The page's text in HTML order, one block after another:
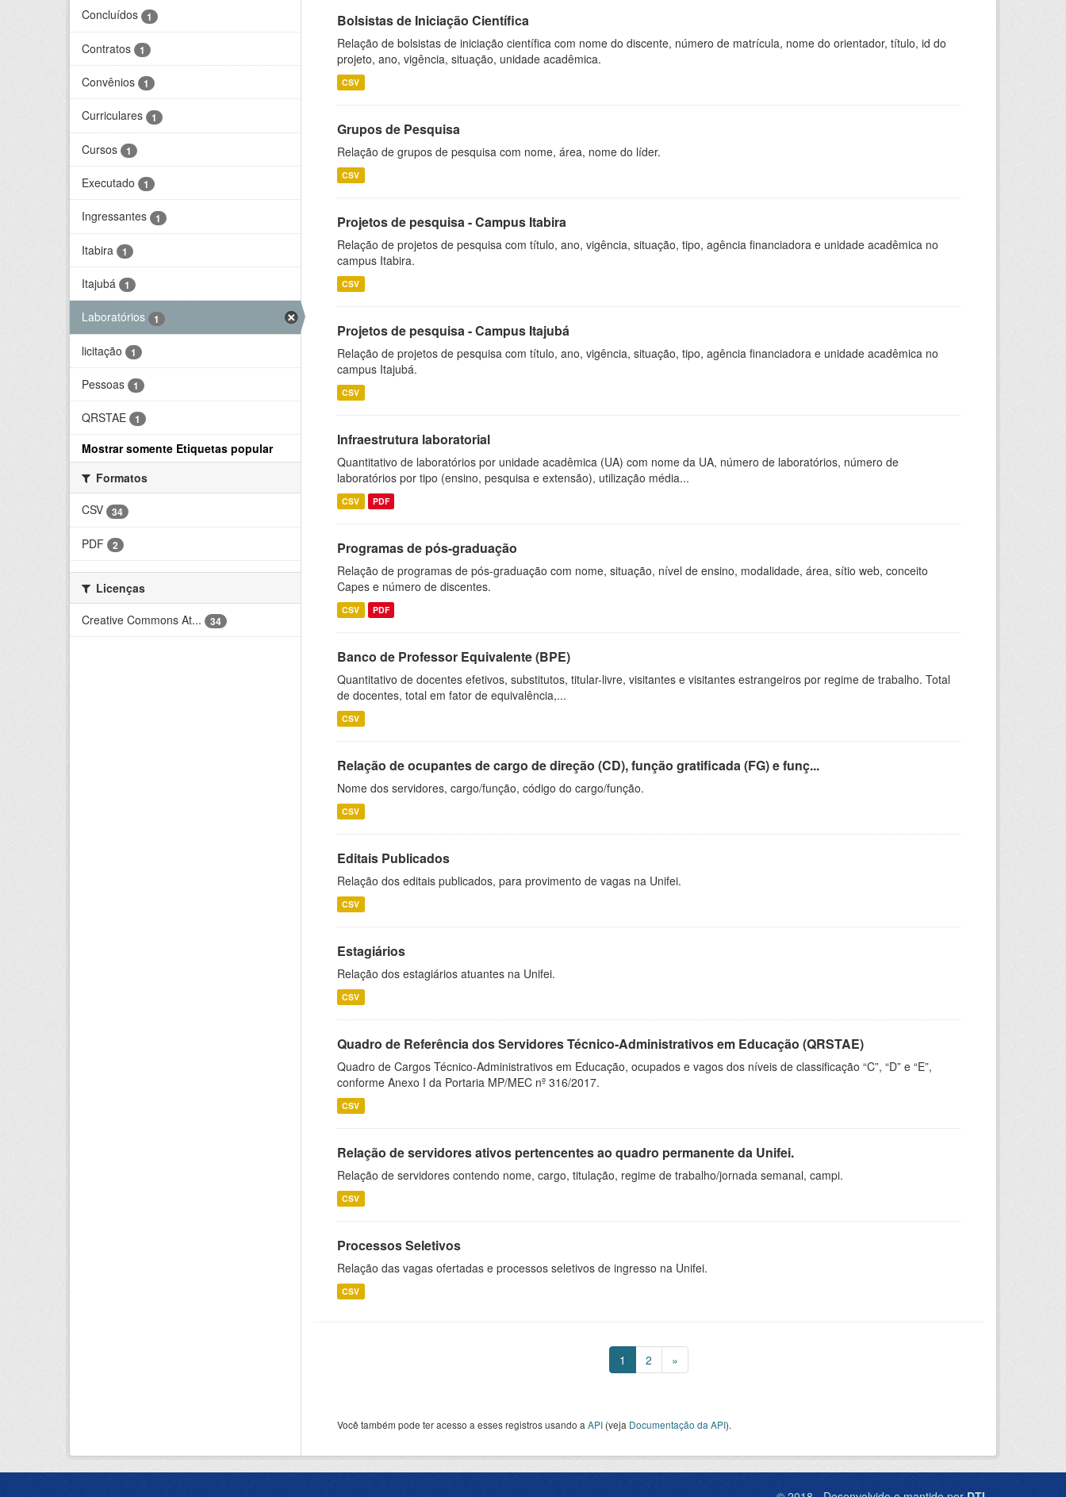
Concluídos 1
Contratos 1
Convênios 1
Curriculares 1
Cursos 1
Executado 1
Ingressantes 1
Itabira 1
Itajubá 1
Laboratórios 1
licitação 1
Pessoas 1
QRSTAE 1
Mostrar somente Etiquetas popular
Formatos
CSV
34
PDF 2
Licenças
Creative Commons At...
34
Bolsistas de Iniciação Científica
Relação de bolsistas de iniciação científica com nome do discente, número de matrícula, nome do orientador, título, id do
projeto, ano, vigência, situação, unidade acadêmica.
CSV
Grupos de Pesquisa
Relação de grupos de pesquisa com nome, área, nome do líder.
CSV
Projetos de pesquisa - Campus Itabira
Relação de projetos de pesquisa com título, ano, vigência, situação, tipo, agência financiadora e unidade acadêmica no
campus Itabira.
CSV
Projetos de pesquisa - Campus Itajubá
Relação de projetos de pesquisa com título, ano, vigência, situação, tipo, agência financiadora e unidade acadêmica no
campus Itajubá.
CSV
Infraestrutura laboratorial
Quantitativo de laboratórios por unidade acadêmica (UA) com nome da UA, número de laboratórios, número de
laboratórios por tipo (ensino, pesquisa e extensão), utilização média...
CSV PDF
Programas de pós-graduação
Relação de programas de pós-graduação com nome, situação, nível de ensino, modalidade, área, sítio web, conceito
Capes e número de discentes.
CSV PDF
Banco de Professor Equivalente (BPE)
Quantitativo de docentes efetivos, substitutos, titular-livre, visitantes e visitantes estrangeiros por regime de trabalho. Total
de docentes, total em fator de equivalência,...
CSV
Relação de ocupantes de cargo de direção (CD), função gratificada (FG) e funç...
Nome dos servidores, cargo/função, código do cargo/função.
CSV
Editais Publicados
Relação dos editais publicados, para provimento de vagas na Unifei.
CSV
Estagiários
Relação dos estagiários atuantes na Unifei.
CSV
Quadro de Referência dos Servidores Técnico-Administrativos em Educação (QRSTAE)
Quadro de Cargos Técnico-Administrativos em Educação, ocupados e vagos dos níveis de classificação “C”, “D” e “E”,
conforme Anexo I da Portaria MP/MEC nº 316/2017.
CSV
Relação de servidores ativos pertencentes ao quadro permanente da Unifei.
Relação de servidores contendo nome, cargo, titulação, regime de trabalho/jornada semanal, campi.
CSV
Processos Seletivos
Relação das vagas ofertadas e processos seletivos de ingresso na Unifei.
CSV
1 2 »
Você também pode ter acesso a esses registros usando a API (veja Documentação da API).